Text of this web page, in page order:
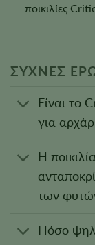
ποικιλίες
ΣΥΧΝΕΣ
Είναι το
για
Η
των
Πόσο